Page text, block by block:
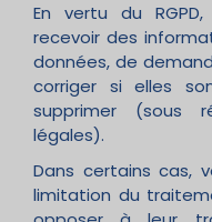
En vertu du
recevoir des
données, de
corriger si elles
supprimer (sous
légales).
Dans certains cas,
limitation du